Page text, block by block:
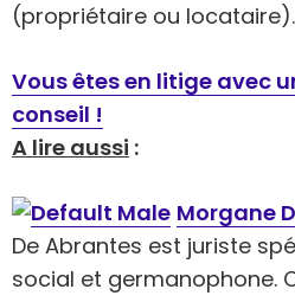
(propriétaire ou locataire).
Vous êtes en litige avec
conseil !
A lire aussi :
Morgane
De Abrantes est juriste
social et germanophone.